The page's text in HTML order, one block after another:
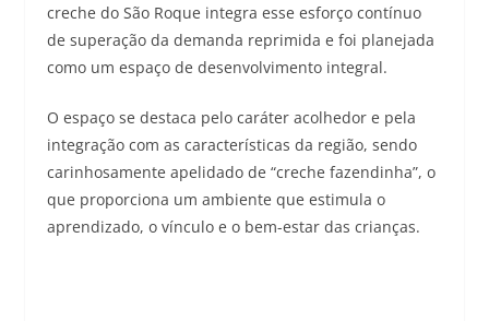
creche do São Roque integra esse esforço contínuo
de superação da demanda reprimida e foi planejada
como um espaço de desenvolvimento integral.
O espaço se destaca pelo caráter acolhedor e pela
integração com as características da região, sendo
carinhosamente apelidado de “creche fazendinha”, o
que proporciona um ambiente que estimula o
aprendizado, o vínculo e o bem-estar das crianças.